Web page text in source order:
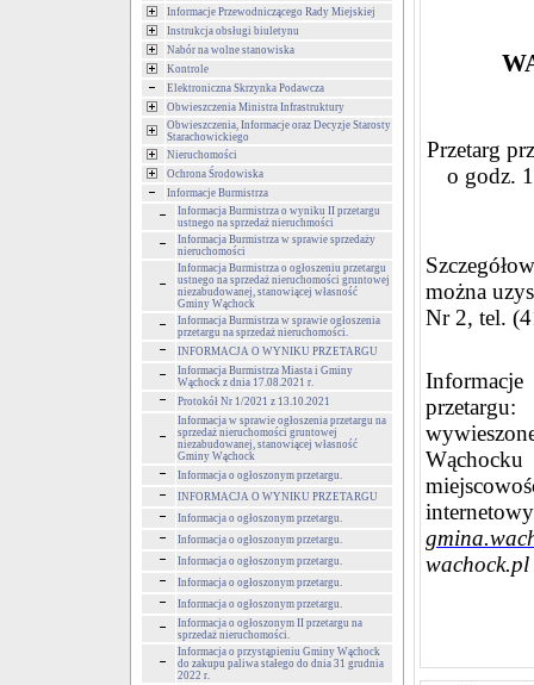
Informacje Przewodniczącego Rady Miejskiej
Instrukcja obsługi biuletynu
Nabór na wolne stanowiska
Kontrole
Elektroniczna Skrzynka Podawcza
Obwieszczenia Ministra Infrastruktury
Obwieszczenia, Informacje oraz Decyzje Starosty
Starachowickiego
Nieruchomości
Ochrona Środowiska
Informacje Burmistrza
Informacja Burmistrza o wyniku II przetargu
ustnego na sprzedaż nieruchmości
Informacja Burmistrza w sprawie sprzedaży
nieruchomości
Informacja Burmistrza o ogłoszeniu przetargu
ustnego na sprzedaż nieruchomości gruntowej
niezabudowanej, stanowiącej własność
Gminy Wąchock
Informacja Burmistrza w sprawie ogłoszenia
przetargu na sprzedaż nieruchomości.
INFORMACJA O WYNIKU PRZETARGU
Informacja Burmistrza Miasta i Gminy
Wąchock z dnia 17.08.2021 r.
Protokół Nr 1/2021 z 13.10.2021
Informacja w sprawie ogłoszenia przetargu na
sprzedaż nieruchomości gruntowej
niezabudowanej, stanowiącej własność
Gminy Wąchock
Informacja o ogłoszonym przetargu.
INFORMACJA O WYNIKU PRZETARGU
Informacja o ogłoszonym przetargu.
Informacja o ogłoszonym przetargu.
Informacja o ogłoszonym przetargu.
Informacja o ogłoszonym przetargu.
Informacja o ogłoszonym przetargu.
Informacja o ogłoszonym II przetargu na
sprzedaż nieruchomości.
Informacja o przystąpieniu Gminy Wąchock
do zakupu paliwa stałego do dnia 31 grudnia
2022 r.
Przetarg
o godz.
można
Nr 2, tel.
wachock.pl